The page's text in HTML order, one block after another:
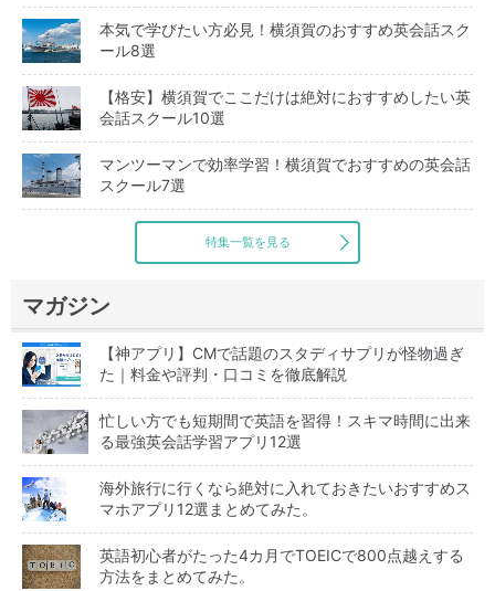
本気で学びたい方必見！横須賀のおすすめ英会話スク
ール8選
【格安】横須賀でここだけは絶対におすすめしたい英
会話スクール10選
マンツーマンで効率学習！横須賀でおすすめの英会話
スクール7選
特集一覧を見る
マガジン
【神アプリ】CMで話題のスタディサプリが怪物過ぎ
た｜料金や評判・口コミを徹底解説
忙しい方でも短期間で英語を習得！スキマ時間に出来
る最強英会話学習アプリ12選
海外旅行に行くなら絶対に入れておきたいおすすめス
マホアプリ12選まとめてみた。
英語初心者がたった4カ月でTOEICで800点越えする
方法をまとめてみた。